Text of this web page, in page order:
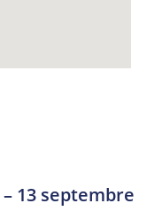
13 septembre